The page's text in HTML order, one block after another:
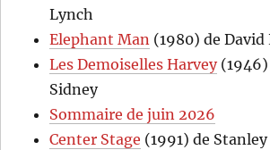
Lynch
Elephant Man (1980) de David
Les Demoiselles Harvey(1946)
Sidney
Sommaire de juin 2026
Center Stage (1991) de